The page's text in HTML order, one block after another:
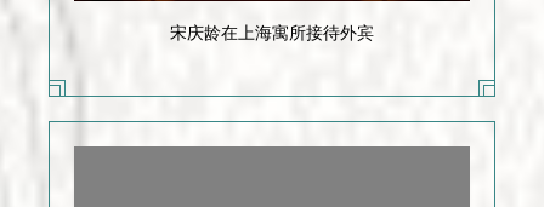
宋庆龄在上海寓所接待外宾